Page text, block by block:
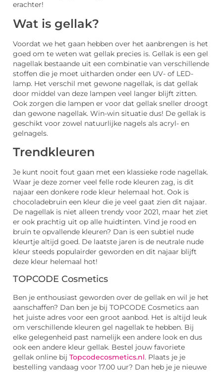
erachter!
Wat is gellak?
Voordat we het gaan hebben over het aanbrengen is het
goed om te weten wat gellak precies is. Gellak is een gel
nagellak bestaande uit een combinatie van verschillende
stoffen die je moet uitharden onder een UV- of LED-
lamp. Het verschil met gewone nagellak, is dat gellak
door middel van deze lampen veel langer blijft zitten.
Ook zorgen die lampen er voor dat gellak sneller droogt
dan gewone nagellak. Win-win situatie dus! De gellak is
geschikt voor zowel natuurlijke nagels als acryl- en
gelnagels.
Trendkleuren
Je kunt nooit fout gaan met een klassieke rode nagellak.
Waar je deze zomer veel felle rode kleuren zag, is dit
najaar een donkere rode kleur helemaal hot. Ook is
chocoladebruin een kleur die je veel gaat zien dit najaar.
De nagellak is niet alleen trendy voor 2021, maar het ziet
er ook prachtig uit op alle huidtinten. Vind je rood en
bruin te opvallende kleuren? Dan is een subtiel nude
kleurtje altijd goed. De laatste jaren is de neutrale nude
kleur steeds populairder geworden en dit najaar blijft
deze kleur helemaal hot!
TOPCODE Cosmetics
Ben je enthousiast geworden over de gellak en wil je het
aanschaffen? Dan ben je bij TOPCODE Cosmetics aan
het juiste adres voor een groot aanbod. Het is altijd leuk
om verschillende kleuren gel nagellak te hebben. Bij
elke gelegenheid past namelijk een andere look en dus
ook een andere kleur gellak. Bestel jouw favoriete
gellak online bij Topcodecosmetics.nl. Plaats je je
bestelling vandaag voor 17.00 uur? Dan heb je je nieuwe